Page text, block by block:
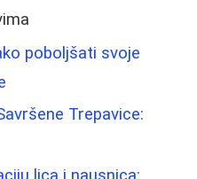
poboljšati svoje
Trepavice: